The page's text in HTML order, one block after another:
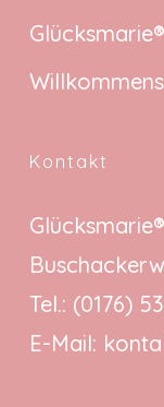
Kontakt
Tel.: (0176)
E-Mail: